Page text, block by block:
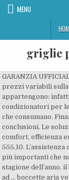
MENU
griglie
GARANZIA UFFICIALE DI 6 ANNI. I climatizzatori Daikin hanno prezzi variabili sulla base della classe energetica a cui appartengono: infatti al pari degli altri elettrodomestici, anche i condizionatori per legge sono classificati a seconda dei kW/h annui che consumano. Finanziamenti tasso 0%. Condizionatori Daikin: conclusioni. Le soluzioni di climatizzazione Daikin forniscono comfort, efficienza energetica e risparmio tutto l'anno. € 464,73 € 555,10. L’assistenza condizionatori Daikin a Roma è uno dei servizi più importanti che noi di Sirotec offriamo ai nostri clienti in ogni stagione dell’anno. il benzalconio cloruro). Alcuni modelli arrivano ad … boccette aria vendita online, boccette di manata aria vendita, bocchette e griglie per aria vendita, prezzi bocchette aria, prezzi griglie aria, diffusori per aria, bocchette prezzi, bocchette, griglie, diffusori, Nell’ultimo ventennio, in linea con le esigenze della propria clientela, VECAMCO S.r.l. Condizionatori Daikin Milano: Condizionatore Daikin Milano, assistenza, Manutenzione, installatori specializzati, qualificati e certificati offrendo tanti vantaggi a tutti coloro che si affidano al nostro servizio. Per leggere le schede tecniche e avere tutte le ultime novità, andate sul sito Daikin che è pure ben fatto! To use all available functions on this website, JavaScript must be enabled in your browser. Affidati agli specialisti della climatizzazione. Daikin infatti si configura come uno dei migliori marchi di condizionatori presenti sul mercato. Unità canalizzabili da controsoffitto Daikin un tocco discreto per migliorare l'ambiente Disponibile Anteprima. Daikin punta infatti molto sul risparmio energetico. I condizionatori Daikin. Spray igienizzanti per condizionatori: no grazie I prodotti che si trovano in vendita con questa funzione sono di due tipi. Da 20 anni produce e commercializza accessori e componenti per il condizionamento e ventilazione: canaline, griglie, aspiratori, staffe Made in Italy. Confezione: 2 pezzi (originali). 334.2009929 Assistenza Condizionatori Torino 24 ore su 24, per urgenze e pronto intervento: 393.0134697. Accessori di Climatizzatori Mitsubishi per la casa. Per le loro caratteristiche gli impianti canalizzati necessitano dell.intervento di … Consultando il catalogo per condizionatori Daikin ti accorgerai su cosa si basa la certezza del nostro operato, e cioè, esattamente, sulla qualità degli impianti a nostra e tua disposizione. Zerone Telecomando Universale per Condizionatori, Telecomando Sostitutivo Intelligente di Buona qualità per Daikin ARC433A1 3,4 su 5 stelle 30 12,29 € 12,29 € ... Trova Aria Condizionata Griglie Diffusori in offerta per offerte promozionali Aria Condizionata. Filtro aria Daikin 6004988 per split a parete serie ATXE, ATXS, CTXS e FTXA. Elevata efficienza energetica › Le unità canalizzabili da controsoffitto Daikin offrono prestazioni energetiche fino alla classe A++ e sono dotate di un motore DC a basso consumo. Griglie decorative estetiche per unità esterne Griglie decorative preassemblate con angolari a 90° stabilizzanti per il fissaggio, di colore bianco ral 9010 e trattata con verniciatura a polvere anticorrosiva, che garantisce un'ottima resistenza agli agenti